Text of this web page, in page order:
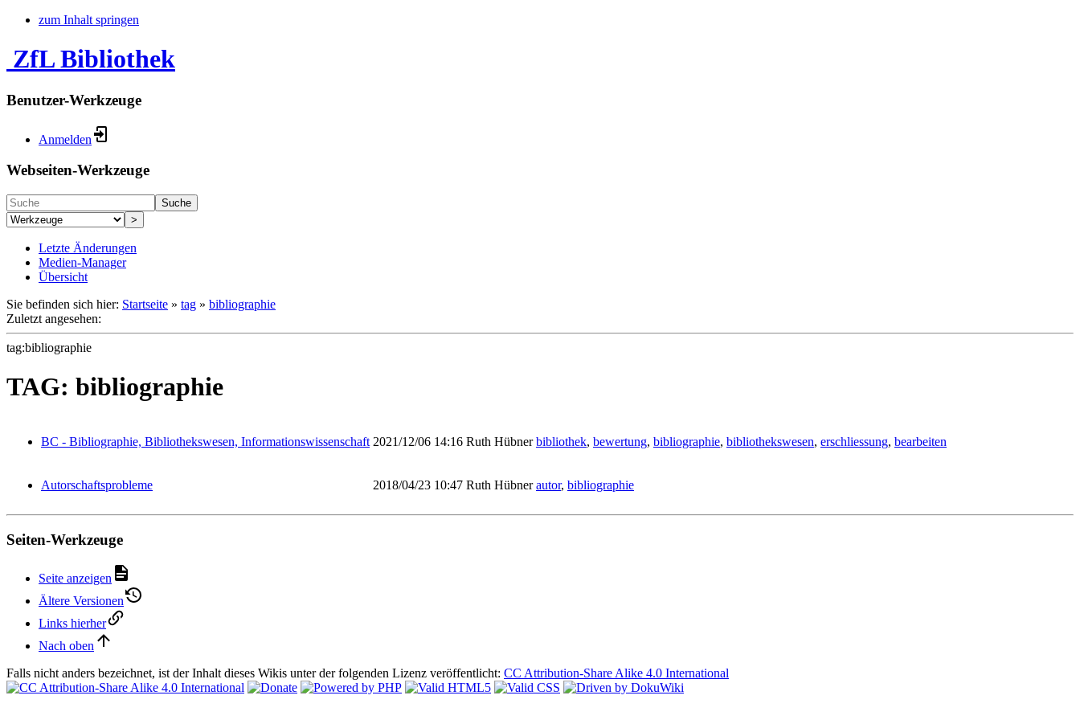
zum Inhalt springen
ZfL Bibliothek
Benutzer-Werkzeuge
Anmelden
Webseiten-Werkzeuge
Suche
>
Letzte Änderungen
Medien-Manager
Übersicht
Sie befinden sich hier: Startseite » tag » bibliographie
Zuletzt angesehen:
tag:bibliographie
TAG: bibliographie
BC - Bibliographie, Bibliothekswesen, Informationswissenschaft 2021/12/06 14:16 Ruth Hübner bibliothek, bewertung, bibliographie, bibliothekswesen, erschliessung, bearbeiten
Autorschaftsprobleme 2018/04/23 10:47 Ruth Hübner autor, bibliographie
Seiten-Werkzeuge
Seite anzeigen
Ältere Versionen
Links hierher
Nach oben
Falls nicht anders bezeichnet, ist der Inhalt dieses Wikis unter der folgenden Lizenz veröffentlicht: CC Attribution-Share Alike 4.0 International